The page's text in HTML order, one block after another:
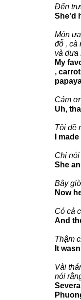
Đến
She'd
Món
đỗ , cà
và dưa
My
,
Cảm
Uh,
Tôi đề
I
Chị
She
Bây
Now
Có cả
And
Thậm
It
Vài
nói